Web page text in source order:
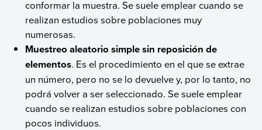
conformar la muestra. Se suele emplear cuando se
realizan estudios sobre poblaciones muy
numerosas.
Muestreo aleatorio simple sin reposición de
elementos. Es el procedimiento en el que se extrae
un número, pero no se lo devuelve y, por lo tanto, no
podrá volver a ser seleccionado. Se suele emplear
cuando se realizan estudios sobre poblaciones con
pocos individuos.